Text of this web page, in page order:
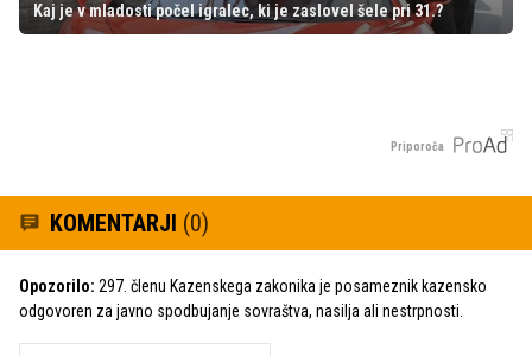
Kaj je v mladosti počel igralec, ki je zaslovel šele pri 31.?
Priporoča
KOMENTARJI (0)
Opozorilo: 297. členu Kazenskega zakonika je posameznik kazensko
odgovoren za javno spodbujanje sovraštva, nasilja ali nestrpnosti.